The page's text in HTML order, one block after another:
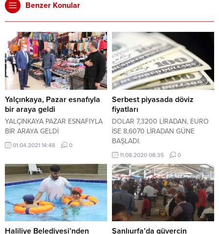
Benzer Konular
Yalçınkaya, Pazar esnafıyla
bir araya geldi
YALÇINKAYA PAZAR ESNAFIYLA
BİR ARAYA GELDİ
01.04.2021 14:48 0
Serbest piyasada döviz
fiyatları
DOLAR 7,3200 LİRADAN, EURO
İSE 8,6070 LİRADAN GÜNE
BAŞLADI.
11.08.2020 08:35 0
Haliliye Belediyesi’nden
Şanlıurfa’da güvercin